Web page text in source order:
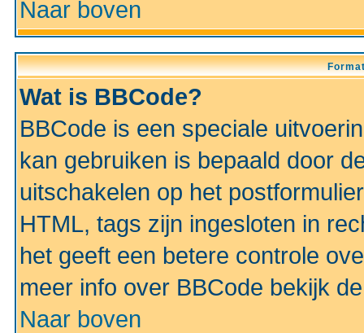
Naar boven
Wat is BBCode?
BBCode is een speciale
kan gebruiken is bepaald door
uitschakelen op het
HTML, tags zijn ingesloten in
het geeft een betere controle
meer info over BBCode bekijk
Naar boven